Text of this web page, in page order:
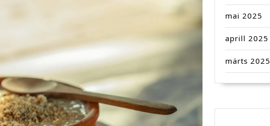
mai 2025
aprill 2025
märts 2025